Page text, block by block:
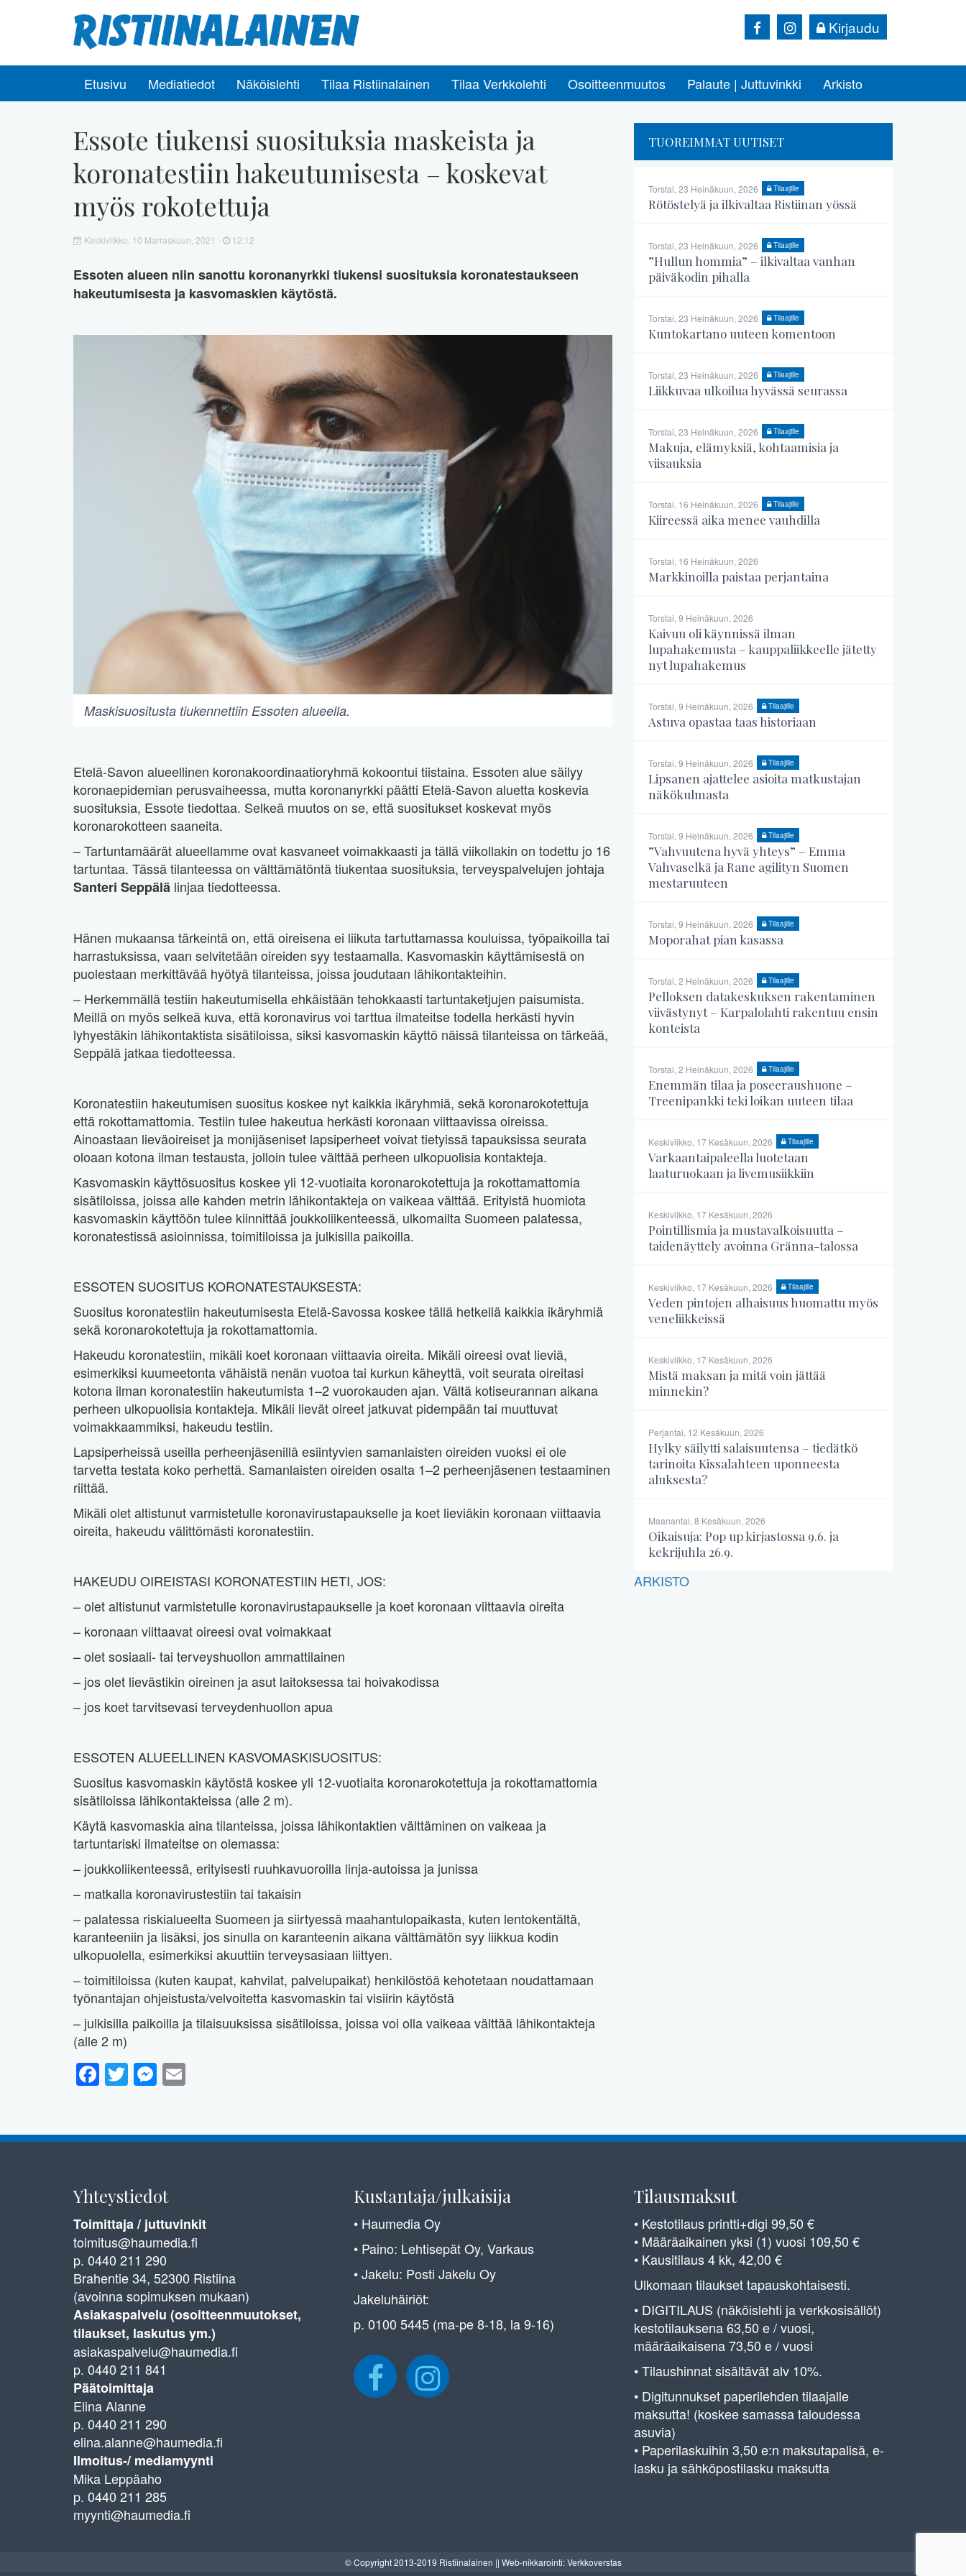
Kirjaudu
Etusivu Mediatiedot Näköislehti Tilaa Ristiinalainen Tilaa Verkkolehti Osoitteenmuutos Palaute | Juttuvinkki Arkisto
Essote tiukensi suosituksia maskeista ja
koronatestiin hakeutumisesta – koskevat
myös rokotettuja
Keskiviikko, 10 Marraskuun, 2021 - 12:12
Essoten alueen niin sanottu koronanyrkki tiukensi suosituksia koronatestaukseen
hakeutumisesta ja kasvomaskien käytöstä.
Maskisuositusta tiukennettiin Essoten alueella.
Etelä-Savon alueellinen koronakoordinaatioryhmä kokoontui tiistaina. Essoten alue säilyy
koronaepidemian perusvaiheessa, mutta koronanyrkki päätti Etelä-Savon aluetta koskevia
suosituksia, Essote tiedottaa. Selkeä muutos on se, että suositukset koskevat myös
koronarokotteen saaneita.
– Tartuntamäärät alueellamme ovat kasvaneet voimakkaasti ja tällä viikollakin on todettu jo 16
tartuntaa. Tässä tilanteessa on välttämätöntä tiukentaa suosituksia, terveyspalvelujen johtaja
Santeri Seppälä linjaa tiedotteessa.
Hänen mukaansa tärkeintä on, että oireisena ei liikuta tartuttamassa kouluissa, työpaikoilla tai
harrastuksissa, vaan selvitetään oireiden syy testaamalla. Kasvomaskin käyttämisestä on
puolestaan merkittävää hyötyä tilanteissa, joissa joudutaan lähikontakteihin.
– Herkemmällä testiin hakeutumisella ehkäistään tehokkaasti tartuntaketjujen paisumista.
Meillä on myös selkeä kuva, että koronavirus voi tarttua ilmateitse todella herkästi hyvin
lyhyestäkin lähikontaktista sisätiloissa, siksi kasvomaskin käyttö näissä tilanteissa on tärkeää,
Seppälä jatkaa tiedotteessa.
Koronatestiin hakeutumisen suositus koskee nyt kaikkia ikäryhmiä, sekä koronarokotettuja
että rokottamattomia. Testiin tulee hakeutua herkästi koronaan viittaavissa oireissa.
Ainoastaan lieväoireiset ja monijäseniset lapsiperheet voivat tietyissä tapauksissa seurata
oloaan kotona ilman testausta, jolloin tulee välttää perheen ulkopuolisia kontakteja.
Kasvomaskin käyttösuositus koskee yli 12-vuotiaita koronarokotettuja ja rokottamattomia
sisätiloissa, joissa alle kahden metrin lähikontakteja on vaikeaa välttää. Erityistä huomiota
kasvomaskin käyttöön tulee kiinnittää joukkoliikenteessä, ulkomailta Suomeen palatessa,
koronatestissä asioinnissa, toimitiloissa ja julkisilla paikoilla.
ESSOTEN SUOSITUS KORONATESTAUKSESTA:
Suositus koronatestiin hakeutumisesta Etelä-Savossa koskee tällä hetkellä kaikkia ikäryhmiä
sekä koronarokotettuja ja rokottamattomia.
Hakeudu koronatestiin, mikäli koet koronaan viittaavia oireita. Mikäli oireesi ovat lieviä,
esimerkiksi kuumeetonta vähäistä nenän vuotoa tai kurkun käheyttä, voit seurata oireitasi
kotona ilman koronatestiin hakeutumista 1–2 vuorokauden ajan. Vältä kotiseurannan aikana
perheen ulkopuolisia kontakteja. Mikäli lievät oireet jatkuvat pidempään tai muuttuvat
voimakkaammiksi, hakeudu testiin.
Lapsiperheissä useilla perheenjäsenillä esiintyvien samanlaisten oireiden vuoksi ei ole
tarvetta testata koko perhettä. Samanlaisten oireiden osalta 1–2 perheenjäsenen testaaminen
riittää.
Mikäli olet altistunut varmistetulle koronavirustapaukselle ja koet lieviäkin koronaan viittaavia
oireita, hakeudu välittömästi koronatestiin.
HAKEUDU OIREISTASI KORONATESTIIN HETI, JOS:
– olet altistunut varmistetulle koronavirustapaukselle ja koet koronaan viittaavia oireita
– koronaan viittaavat oireesi ovat voimakkaat
– olet sosiaali- tai terveyshuollon ammattilainen
– jos olet lievästikin oireinen ja asut laitoksessa tai hoivakodissa
– jos koet tarvitsevasi terveydenhuollon apua
ESSOTEN ALUEELLINEN KASVOMASKISUOSITUS:
Suositus kasvomaskin käytöstä koskee yli 12-vuotiaita koronarokotettuja ja rokottamattomia
sisätiloissa lähikontakteissa (alle 2 m).
Käytä kasvomaskia aina tilanteissa, joissa lähikontaktien välttäminen on vaikeaa ja
tartuntariski ilmateitse on olemassa:
– joukkoliikenteessä, erityisesti ruuhkavuoroilla linja-autoissa ja junissa
– matkalla koronavirustestiin tai takaisin
– palatessa riskialueelta Suomeen ja siirtyessä maahantulopaikasta, kuten lentokentältä,
karanteeniin ja lisäksi, jos sinulla on karanteenin aikana välttämätön syy liikkua kodin
ulkopuolella, esimerkiksi akuuttiin terveysasiaan liittyen.
– toimitiloissa (kuten kaupat, kahvilat, palvelupaikat) henkilöstöä kehotetaan noudattamaan
työnantajan ohjeistusta/velvoitetta kasvomaskin tai visiirin käytöstä
– julkisilla paikoilla ja tilaisuuksissa sisätiloissa, joissa voi olla vaikeaa välttää lähikontakteja
(alle 2 m)
Facebook
TwitterMessenger
TUOREIMMAT UUTISET
Torstai, 23 Heinäkuun, 2026 Tilaajille
Rötöstelyä ja ilkivaltaa Ristiinan yössä
Torstai, 23 Heinäkuun, 2026 Tilaajille
”Hullun hommia” – ilkivaltaa vanhan
päiväkodin pihalla
Torstai, 23 Heinäkuun, 2026 Tilaajille
Kuntokartano uuteen komentoon
Torstai, 23 Heinäkuun, 2026 Tilaajille
Liikkuvaa ulkoilua hyvässä seurassa
Torstai, 23 Heinäkuun, 2026 Tilaajille
Makuja, elämyksiä, kohtaamisia ja
viisauksia
Torstai, 16 Heinäkuun, 2026 Tilaajille
Kiireessä aika menee vauhdilla
Torstai, 16 Heinäkuun, 2026
Markkinoilla paistaa perjantaina
Torstai, 9 Heinäkuun, 2026
Kaivuu oli käynnissä ilman
lupahakemusta – kauppaliikkeelle jätetty
nyt lupahakemus
Torstai, 9 Heinäkuun, 2026 Tilaajille
Astuva opastaa taas historiaan
Torstai, 9 Heinäkuun, 2026 Tilaajille
Lipsanen ajattelee asioita matkustajan
näkökulmasta
Torstai, 9 Heinäkuun, 2026 Tilaajille
”Vahvuutena hyvä yhteys” – Emma
Vahvaselkä ja Rane agilityn Suomen
mestaruuteen
Torstai, 9 Heinäkuun, 2026 Tilaajille
Moporahat pian kasassa
Torstai, 2 Heinäkuun, 2026 Tilaajille
Pelloksen datakeskuksen rakentaminen
viivästynyt – Karpalolahti rakentuu ensin
konteista
Torstai, 2 Heinäkuun, 2026 Tilaajille
Enemmän tilaa ja poseeraushuone –
Treenipankki teki loikan uuteen tilaa
Keskiviikko, 17 Kesäkuun, 2026 Tilaajille
Varkaantaipaleella luotetaan
laaturuokaan ja livemusiikkiin
Keskiviikko, 17 Kesäkuun, 2026
Pointillismia ja mustavalkoisuutta –
taidenäyttely avoinna Gränna-talossa
Keskiviikko, 17 Kesäkuun, 2026 Tilaajille
Veden pintojen alhaisuus huomattu myös
veneliikkeissä
Keskiviikko, 17 Kesäkuun, 2026
Mistä maksan ja mitä voin jättää
minnekin?
Perjantai, 12 Kesäkuun, 2026
Hylky säilytti salaisuutensa – tiedätkö
tarinoita Kissalahteen uponneesta
aluksesta?
Maanantai, 8 Kesäkuun, 2026
Oikaisuja: Pop up kirjastossa 9.6. ja
kekrijuhla 26.9.
ARKISTO
Yhteystiedot
Toimittaja / juttuvinkit
toimitus@haumedia.fi
p. 0440 211 290
Brahentie 34, 52300 Ristiina
(avoinna sopimuksen mukaan)
Asiakaspalvelu (osoitteenmuutokset,
tilaukset, laskutus ym.)
asiakaspalvelu@haumedia.fi
p. 0440 211 841
Päätoimittaja
Elina Alanne
p. 0440 211 290
elina.alanne@haumedia.fi
Ilmoitus-/ mediamyynti
Mika Leppäaho
p. 0440 211 285
myynti@haumedia.fi
Kustantaja/julkaisija
• Haumedia Oy
• Paino: Lehtisepät Oy, Varkaus
• Jakelu: Posti Jakelu Oy
Jakeluhäiriöt:
p. 0100 5445 (ma-pe 8-18, la 9-16)
Tilausmaksut
• Kestotilaus printti+digi 99,50 €
• Määräaikainen yksi (1) vuosi 109,50 €
• Kausitilaus 4 kk, 42,00 €
Ulkomaan tilaukset tapauskohtaisesti.
• DIGITILAUS (näköislehti ja verkkosisällöt)
kestotilauksena 63,50 e / vuosi,
määräaikaisena 73,50 e / vuosi
• Tilaushinnat sisältävät alv 10%.
• Digitunnukset paperilehden tilaajalle
maksutta! (koskee samassa taloudessa
asuvia)
• Paperilaskuihin 3,50 e:n maksutapalisä, e-
lasku ja sähköpostilasku maksutta
© Copyright 2013-2019 Ristiinalainen || Web-nikkarointi: Verkkoverstas